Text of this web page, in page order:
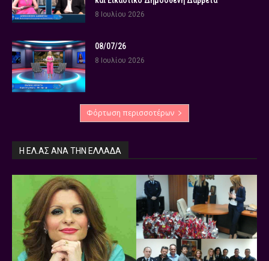
8 Ιουλίου 2026
08/07/26
8 Ιουλίου 2026
Φόρτωση περισσοτέρων
Η ΕΛ.ΑΣ ΑΝΆ ΤΗΝ ΕΛΛΆΔΑ